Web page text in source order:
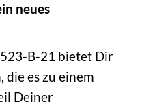
neues
B-21 bietet Dir
es zu einem
Deiner